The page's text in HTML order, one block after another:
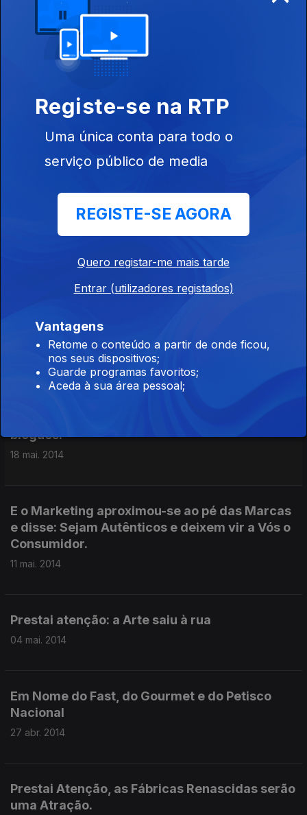
um Mundo Melhor.
22 jun. 2014
Bem-aventurados sejam os que regressam
aos Mercados
15 jun. 2014
Trocarás o homework pelo cowork...
08 jun. 2014
Em Nome do Empresário, do Consumidor e do
Facebook.
25 mai. 2014
blogues.
18 mai. 2014
E o Marketing aproximou-se ao pé das Marcas
e disse: Sejam Autênticos e deixem vir a Vós o
Consumidor.
11 mai. 2014
Prestai atenção: a Arte saiu à rua
04 mai. 2014
Em Nome do Fast, do Gourmet e do Petisco
Nacional
27 abr. 2014
Prestai Atenção, as Fábricas Renascidas serão
uma Atração.
Registe-se na RTP
Uma única conta para todo o
serviço público de media
REGISTE-SE AGORA
Quero registar-me mais tarde
Entrar (utilizadores registados)
Vantagens
Retome o conteúdo a partir de onde ficou,
nos seus dispositivos;
Guarde programas favoritos;
Aceda à sua área pessoal;